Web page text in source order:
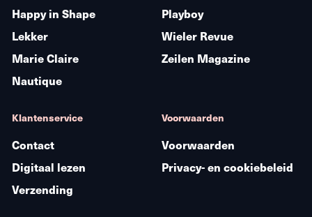
Happy in Shape
Lekker
Marie Claire
Nautique
Playboy
Wieler Revue
Zeilen Magazine
Klantenservice
Contact
Digitaal lezen
Verzending
Voorwaarden
Voorwaarden
Privacy- en cookiebeleid